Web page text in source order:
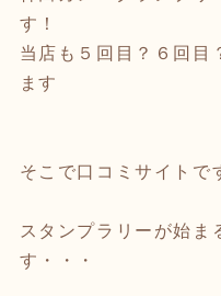
す！
当店も５回目？６回目
ます
そこで口コミサイトで
スタンプラリーが始ま
す・・・